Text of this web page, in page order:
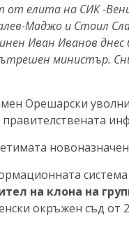
от елита на СИК -
Маджо и Стоил
Иван Иванов днес
министър.
Орешарски
на клона на
окръжен съд от